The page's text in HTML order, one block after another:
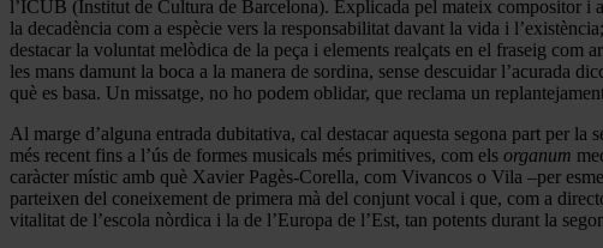
l’ICUB (Institut de Cultura de Barcelona). Explicada pel mateix compositor i
la decadència com a espècie vers la responsabilitat davant la vida i
destacar la voluntat melòdica de la peça i elements realçats en el fraseig com
les mans damunt la boca a la manera de sordina, sense descuidar l’acurada
què es basa. Un missatge, no ho podem oblidar, que reclama un
Al marge d’alguna entrada dubitativa, cal destacar aquesta segona part per
més recent fins a l’ús de formes musicals més primitives, com els organum
caràcter místic amb què Xavier Pagès-Corella, com Vivancos o Vila –per
parteixen del coneixement de primera mà del conjunt vocal i que, com a
vitalitat de l’escola nòrdica i la de l’Europa de l’Est, tan potents durant la